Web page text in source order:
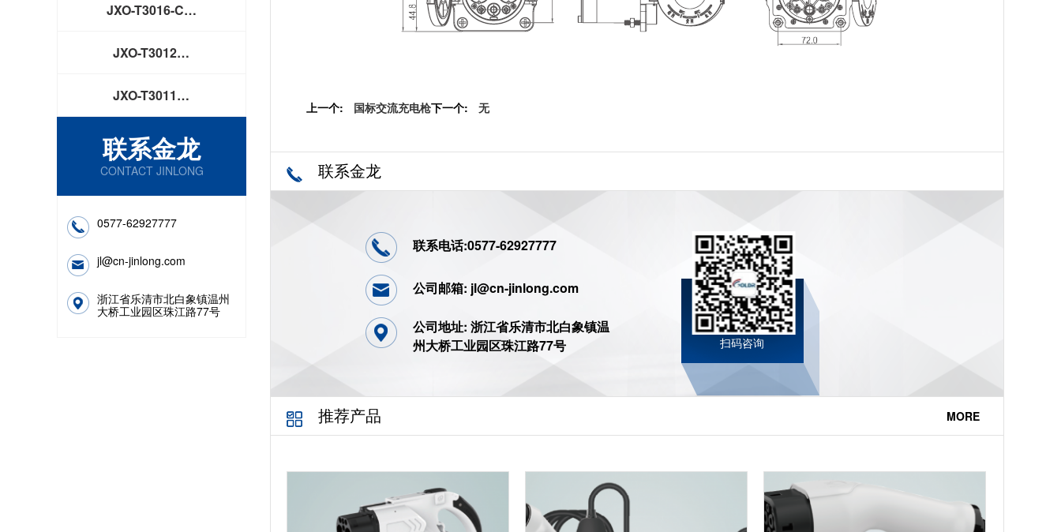
JXO-T3016-C…
JXO-T3012…
JXO-T3011…
联系金龙
CONTACT JINLONG
0577-62927777
jl@cn-jinlong.com
浙江省乐清市北白象镇温州
大桥工业园区珠江路77号
上一个: 国标交流充电枪下一个: 无
联系金龙
联系电话:0577-62927777
公司邮箱: jl@cn-jinlong.com
公司地址: 浙江省乐清市北白象镇温
州大桥工业园区珠江路77号
扫码咨询
推荐产品 MORE